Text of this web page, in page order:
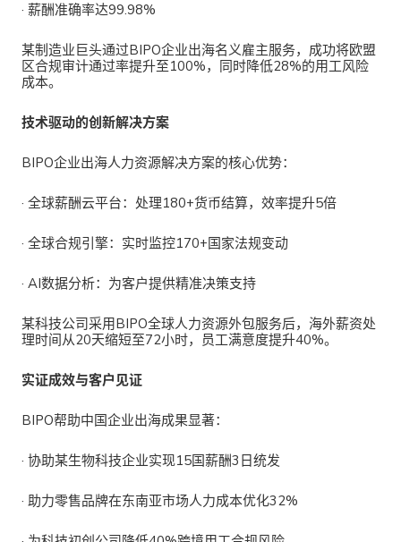
· 薪酬准确率达99.98%
某制造业巨头通过BIPO企业出海名义雇主服务，成功将欧盟
区合规审计通过率提升至100%，同时降低28%的用工风险
成本。
技术驱动的创新解决方案
BIPO企业出海人力资源解决方案的核心优势：
· 全球薪酬云平台：处理180+货币结算，效率提升5倍
· 全球合规引擎：实时监控170+国家法规变动
· AI数据分析：为客户提供精准决策支持
某科技公司采用BIPO全球人力资源外包服务后，海外薪资处
理时间从20天缩短至72小时，员工满意度提升40%。
实证成效与客户见证
BIPO帮助中国企业出海成果显著：
· 协助某生物科技企业实现15国薪酬3日统发
· 助力零售品牌在东南亚市场人力成本优化32%